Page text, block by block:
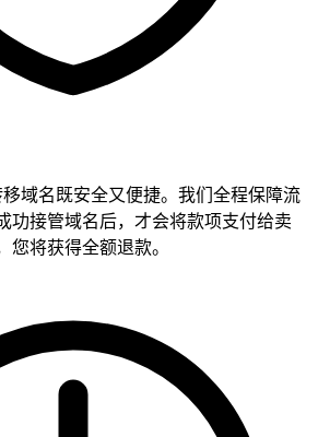
移域名既安全又便捷。我们全程保障流
功接管域名后，才会将款项支付给卖
您将获得全额退款。